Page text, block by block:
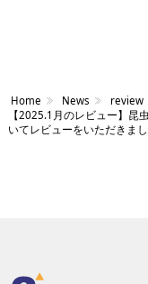
Home News
review
【2025.1月のレビュー】昆
いてレビューをいただきまし